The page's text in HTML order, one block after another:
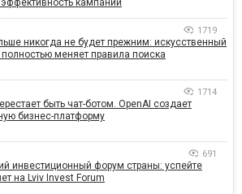
кампаний
1719
никогда не будет прежним: искусственный
полностью меняет правила поиска
1714
быть чат-ботом. OpenAI создает
бизнес-платформу
691
инвестиционный форум страны: успейте
на Lviv Invest Forum